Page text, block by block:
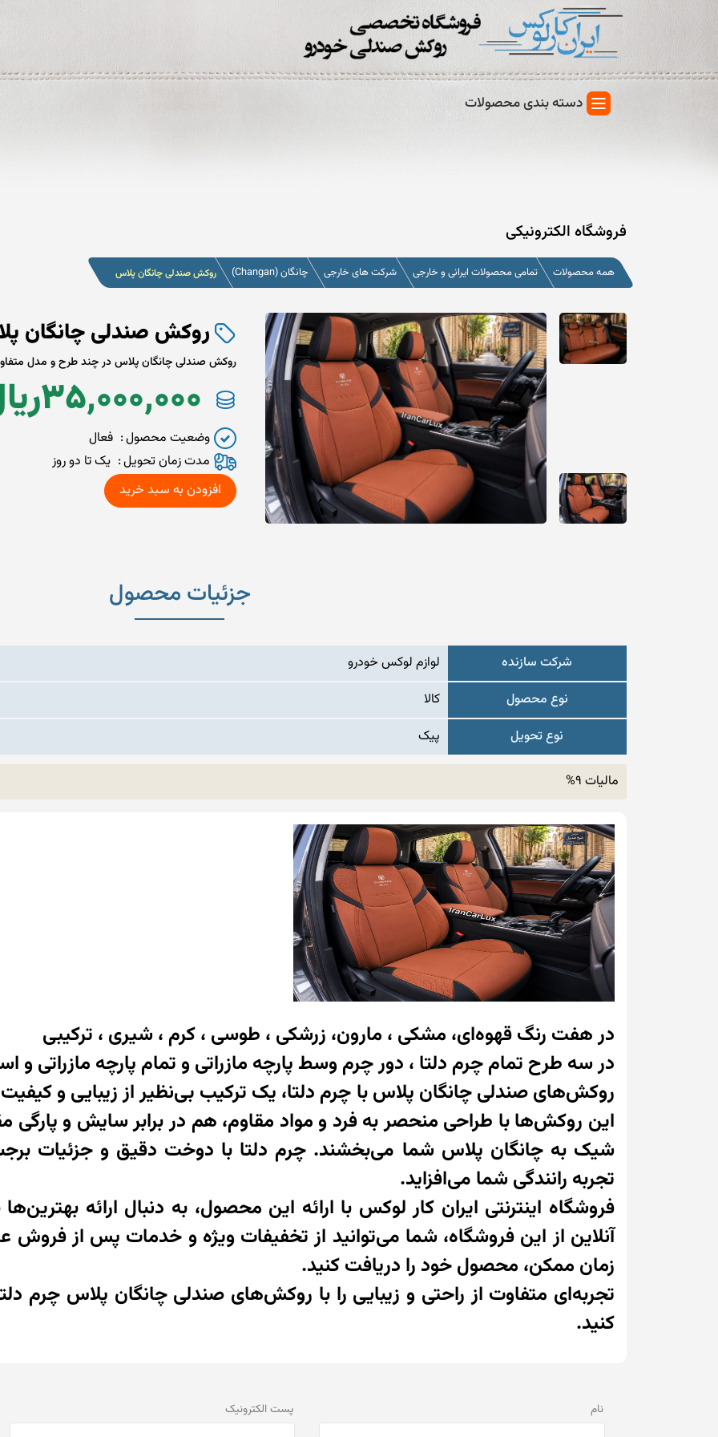
دسته بندی محصولات
فروشگاه الکترونیکی
همه محصولات تمامی محصولات ایرانی و خارجی شرکت های خارجی چانگان (Changan) روکش صندلی چانگان پلاس
روکش صندلی چانگان
روکش صندلی چانگان پلاس در چند طرح و مدل
35,000,000
وضعیت محصول
فعال
مدت زمان تحويل
یک تا دو روز
جزئیات محصول
شرکت سازنده
لوازم لوکس خودرو
نوع محصول
کالا
نوع تحویل
پیک
مالیات 9%
در هفت رنگ قهوه‌ای، مشکی ، مارون، زرشکی ، طوسی ، کرم ، شیری ، ترکیبی
در سه طرح تمام چرم دلتا ، دور چرم وسط پارچه مازراتی و تمام پارچه مازراتی و
روکش‌های صندلی چانگان پلاس با چرم دلتا، یک ترکیب بی‌نظیر از زیبایی و
این روکش‌ها با طراحی منحصر به فرد و مواد مقاوم، هم در برابر سایش و
شیک به چانگان پلاس شما می‌بخشند. چرم دلتا با دوخت دقیق و جزئیات
تجربه رانندگی شما می‌افزاید.
فروشگاه اینترنتی ایران کار لوکس با ارائه این محصول، به دنبال ارائه
آنلاین از این فروشگاه، شما می‌توانید از تخفیفات ویژه و خدمات پس از فروش
زمان ممکن، محصول خود را دریافت کنید.
تجربه‌ای متفاوت از راحتی و زیبایی را با روکش‌های صندلی چانگان پلاس چرم
کنید.
نام پست الكترونيک